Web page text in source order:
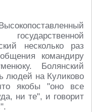
несколько раз
командиру
Болянский
людей на Куликово
якобы "оно все
ни те", и говорит